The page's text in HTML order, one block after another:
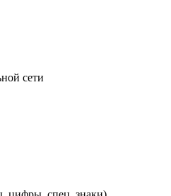
сети